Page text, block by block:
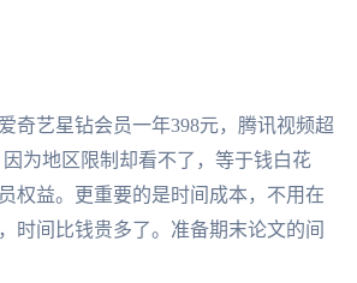
奇艺星钻会员一年398元，腾讯视频超
为地区限制却看不了，等于钱白花
权益。更重要的是时间成本，不用在
时间比钱贵多了。准备期末论文的间